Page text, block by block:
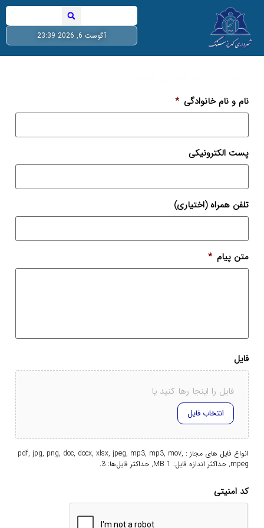
آگوست 6, 2026 23:39
نام و نام خانوادگی *
پست الکترونیکی
تلفن همراه (اختیاری)
متن پیام *
فایل
فایل را اینجا رها کنید یا
انتخاب فایل
انواع فایل های مجاز : pdf, jpg, png, doc, docx, xlsx, jpeg, mp3, mp3, mov,
mpeg, حداکثر اندازه فایل: 1 MB, حداکثر فایل‌ها: 3.
کد امنیتی